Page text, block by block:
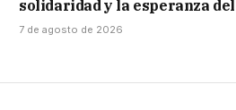
solidaridad y la esperanza
7 de agosto de 2026